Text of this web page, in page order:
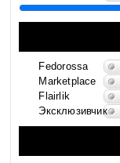
Fedorossa
Marketplace
Flairlik
Эксклюзивчик